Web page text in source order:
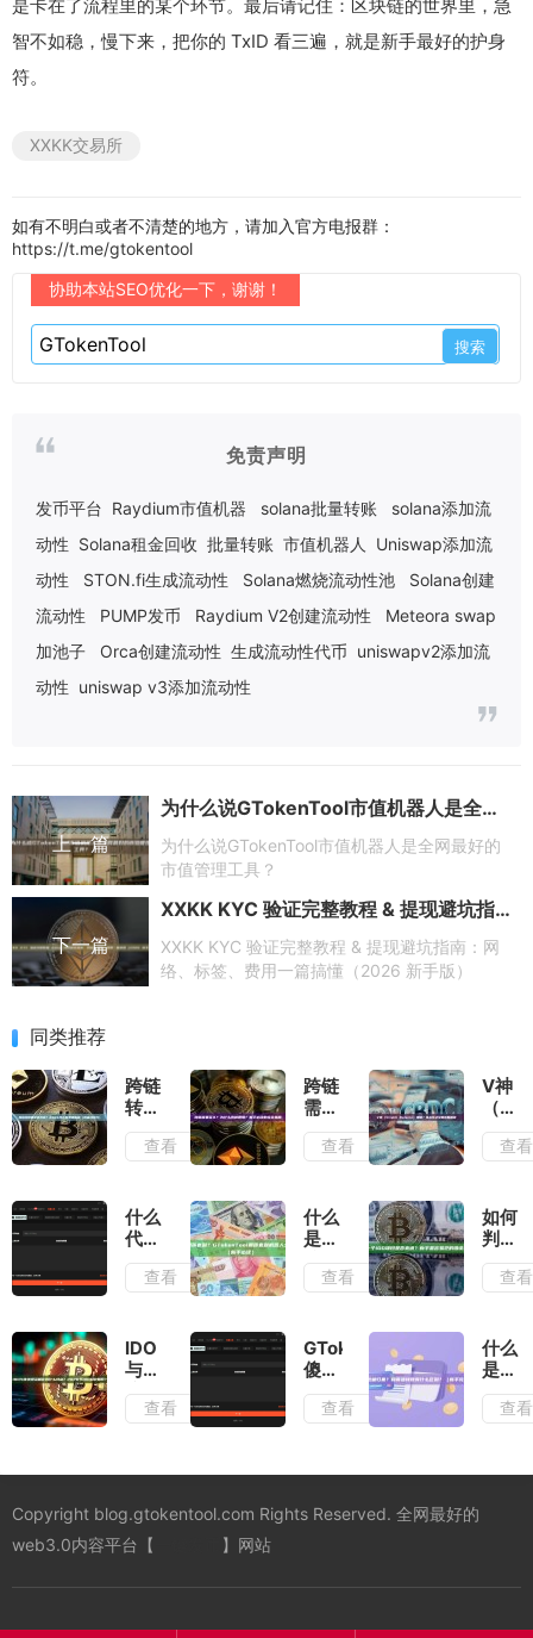
是卡在了流程里的某个环节。最后请记住：区块链的世界里，急
智不如稳，慢下来，把你的 TxID 看三遍，就是新手最好的护身
符。
XXKK交易所
如有不明白或者不清楚的地方，请加入官方电报群：
https://t.me/gtokentool
协助本站SEO优化一下，谢谢！
免责声明
发币平台 Raydium市值机器 solana批量转账
solana添加流
动性 Solana租金回收 批量转账 市值机器人
Uniswap添加流
动性
STON.fi生成流动性 Solana燃烧流动性池
Solana创建
流动性
PUMP发币 Raydium V2创建流动性
Meteora swap
加池子
Orca创建流动性 生成流动性代币 uniswapv2添加流
动性 uniswap v3添加流动性
上一篇
为什么说GTokenTool市值机器人是全网最好的市值管理工具？
为什么说GTokenTool市值机器人是全网最好的
市值管理工具？
下一篇
XXKK KYC 验证完整教程 & 提现避坑指南：网络、标签、费用一篇搞懂（2026 新手版）
XXKK KYC 验证完整教程 & 提现避坑指南：网
络、标签、费用一篇搞懂（2026 新手版）
同类推荐
跨链
转账
要花
多少
年完
整费
（附
技
巧）
查看
跨链
需要
多
久？
时很
慢？
必读
的完
南
查看
V神
（
坊之
父的
解读
查看
什么
代币
批量
转账
合
DeFi
奖励
活
非
莫属
查看
什么
是搬
砖套
利？
GTokenTool
套利
机器
面解
析
手必
查看
如何
判断
一个
IDO
靠
谱？
最容
易犯
误是
查看
IDO
与传
统投
资相
特
2026
年
趋势
何？
查看
GTokenTool
傻瓜
式代
币批
具：
粘贴
万名
空投
查看
什么
是批
量归
集？
账有
手完
南）
查看
Copyright blog.gtokentool.com Rights Reserved. 全网最好的
web3.0内容平台【
】网站